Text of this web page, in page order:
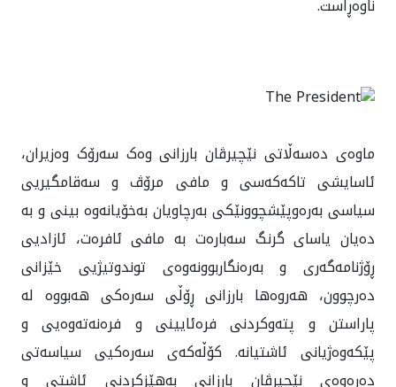
ناوەڕاست.
ماوه‌ی ده‌سه‌ڵاتی نێچیرڤان بارزانی وه‌ک سه‌رۆک وه‌زیران،
ئاسایشی تاکەکەسی و مافی مرۆڤ و سەقامگیريی
سیاسی بەرەوپێشچوونێکی به‌رچاویان به‌خۆیانه‌وه بینی و بە
دەیان یاسای گرنگ سەبارەت بە مافی ئافرەت، ئازاديی
ڕۆژنامەگەری و به‌ره‌نگاربوونه‌وه‌ی توندوتیژيی خێزانی
دەرچوون، هەروەها بارزانی ڕۆڵی سه‌ره‌کی هه‌بووه له
پاراستن و پته‌وکردنی فره‌ئایینی و فره‌نەتەوەیی و
پێکەوەژیانی ئاشتیانه. کۆڵه‌که‌ی سه‌ره‌کیی سیاسه‌تی
ده‌ره‌وه‌ی نێچیرڤان بارزانی بەهێزکردنی ئاشتی و